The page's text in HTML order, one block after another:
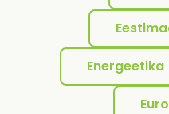
Energeetika